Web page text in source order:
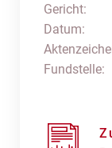
Gericht:
Datum:
Fundstelle: